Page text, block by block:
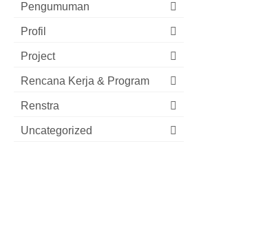
Pengumuman
Profil
Project
Rencana Kerja & Program
Renstra
Uncategorized